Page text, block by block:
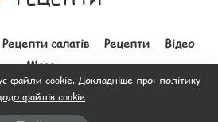
Рецепти салатів Рецепти
Відео
М’ясо
файли cookie. Докладніше про: політику
файлів cookie